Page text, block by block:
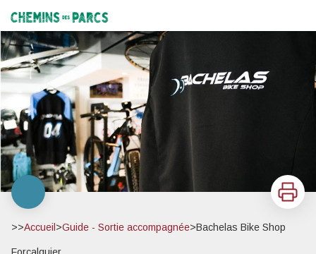
Chemins des Parcs
Imprimer
>>Accueil >Guide - Sortie accompagnée>Bachelas Bike Shop
Forcalquier